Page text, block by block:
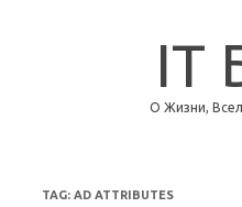
IT
О Жизни,
TAG: AD ATTRIBUTES